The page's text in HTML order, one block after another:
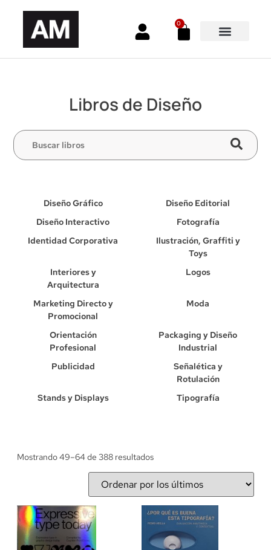
0
Libros de Diseño
Diseño Gráfico
Diseño Editorial
Diseño Interactivo
Fotografía
Identidad Corporativa
Ilustración, Graffiti y
Toys
Interiores y
Arquitectura
Logos
Marketing Directo y
Promocional
Moda
Orientación
Profesional
Packaging y Diseño
Industrial
Publicidad
Señalética y
Rotulación
Stands y Displays
Tipografía
Mostrando 49–64 de 388 resultados